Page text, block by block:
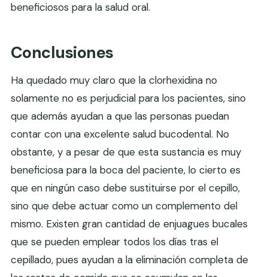
beneficiosos para la salud oral.
Conclusiones
Ha quedado muy claro que la clorhexidina no
solamente no es perjudicial para los pacientes, sino
que además ayudan a que las personas puedan
contar con una excelente salud bucodental. No
obstante, y a pesar de que esta sustancia es muy
beneficiosa para la boca del paciente, lo cierto es
que en ningún caso debe sustituirse por el cepillo,
sino que debe actuar como un complemento del
mismo. Existen gran cantidad de enjuagues bucales
que se pueden emplear todos los días tras el
cepillado, pues ayudan a la eliminación completa de